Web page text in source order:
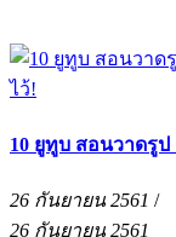
10 ยูทูบ สอนวาดรู
26 กันยายน 2561 /
26 กันยายน 2561